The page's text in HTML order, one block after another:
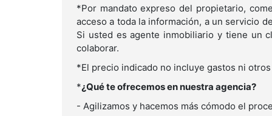
*Por mandato expreso del propietario,
acceso a toda la información, a un servicio
Si usted es agente inmobiliario y tiene un
colaborar.
*El precio indicado no incluye gastos ni
*¿Qué te ofrecemos en nuestra agencia?
- Agilizamos y hacemos más cómodo el